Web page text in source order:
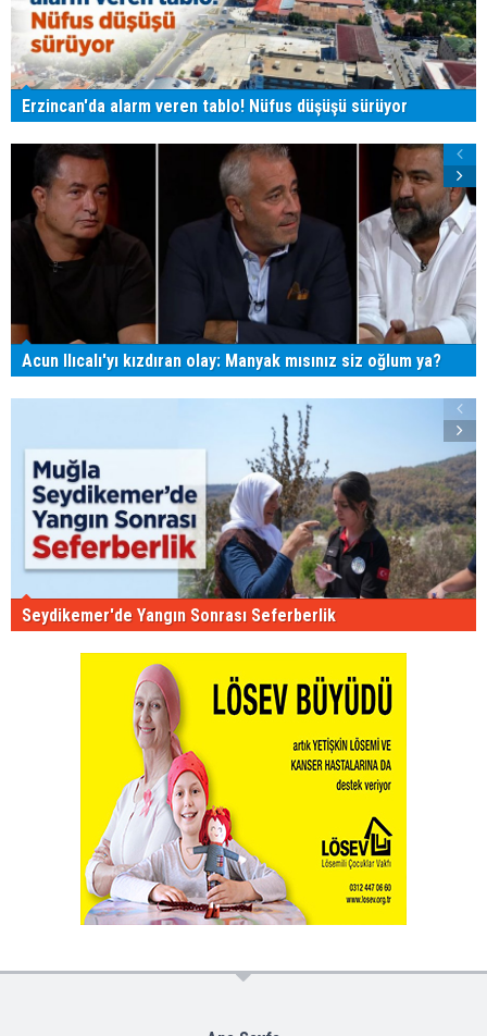
Erzincan'da alarm veren tablo! Nüfus düşüşü sürüyor
Acun Ilıcalı'yı kızdıran olay: Manyak mısınız siz oğlum ya?
Seydikemer'de Yangın Sonrası Seferberlik